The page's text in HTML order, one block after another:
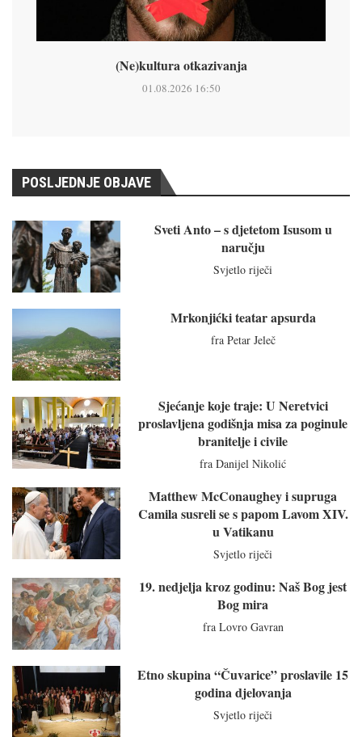
(Ne)kultura otkazivanja
01.08.2026 16:50
POSLJEDNJE OBJAVE
Sveti Anto – s djetetom Isusom u
naručju
Svjetlo riječi
Mrkonjićki teatar apsurda
fra Petar Jeleč
Sjećanje koje traje: U Neretvici
proslavljena godišnja misa za poginule
branitelje i civile
fra Danijel Nikolić
Matthew McConaughey i supruga
Camila susreli se s papom Lavom XIV.
u Vatikanu
Svjetlo riječi
19. nedjelja kroz godinu: Naš Bog jest
Bog mira
fra Lovro Gavran
Etno skupina “Čuvarice” proslavile 15
godina djelovanja
Svjetlo riječi